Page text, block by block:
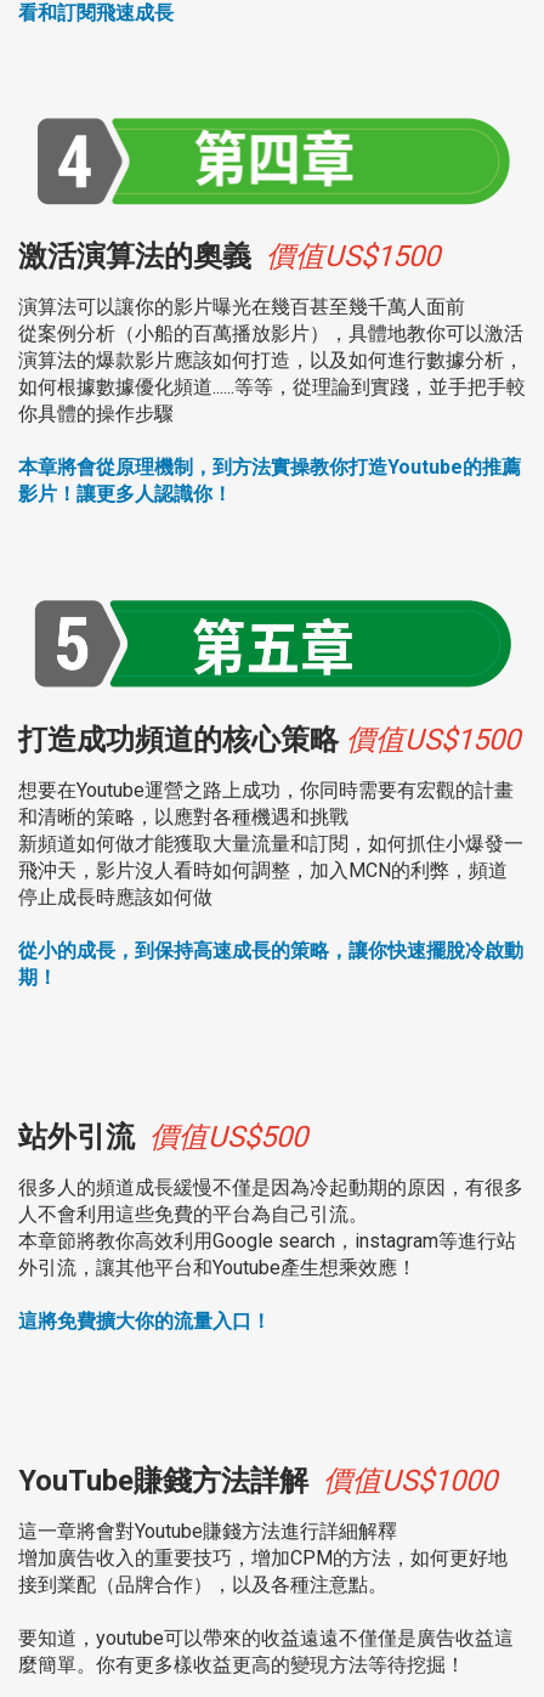
看和訂閱飛速成長
激活演算法的奧義 價值US$1500
演算法可以讓你的影片曝光在幾百甚至幾千萬人面前
從案例分析（小船的百萬播放影片），具體地教你可以激活
演算法的爆款影片應該如何打造，以及如何進行數據分析，
如何根據數據優化頻道......等等，從理論到實踐，並手把手較
你具體的操作步驟
本章將會從原理機制，到方法實操教你打造Youtube的推薦
影片！讓更多人認識你！
打造成功頻道的核心策略價值US$1500
想要在Youtube運營之路上成功，你同時需要有宏觀的計畫
和清晰的策略，以應對各種機遇和挑戰
新頻道如何做才能獲取大量流量和訂閱，如何抓住小爆發一
飛沖天，影片沒人看時如何調整，加入MCN的利弊，頻道
停止成長時應該如何做
從小的成長，到保持高速成長的策略，讓你快速擺脫冷啟動
期！
站外引流 價值US$500
很多人的頻道成長緩慢不僅是因為冷起動期的原因，有很多
人不會利用這些免費的平台為自己引流。
本章節將教你高效利用Google search，instagram等進行站
外引流， 讓其他平台和Youtube產生想乘效應！
這將免費擴大你的流量入口！
YouTube賺錢方法詳解 價值US$1000
這一章將會對Youtube賺錢方法進行詳細解釋
增加廣告收入的重要技巧，增加CPM的方法，如何更好地
接到業配（品牌合作），以及各種注意點。
要知道，youtube可以帶來的收益遠遠不僅僅是廣告收益這
麼簡單。你有更多樣收益更高的變現方法等待挖掘！